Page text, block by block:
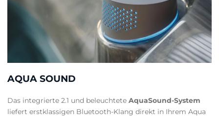
AQUA SOUND
Das integrierte 2.1 und beleuchtete AquaSound-System
liefert erstklassigen Bluetooth-Klang direkt in Ihrem Aqua